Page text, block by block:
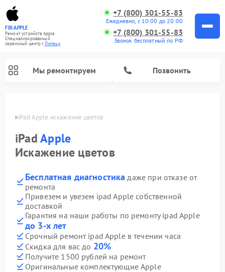
FIX-APPLE
Ремонт устройств Apple
Специализированный
cервисный центр г.Липецк
+7 (800) 301-55-83
Ежедневно, с 10:00 до 20:00
+7 (800) 301-55-83
Звонок бесплатный по РФ
Мы ремонтируем Позвонить
iPad Apple искажение цветов
iPadApple
Искажение цветов
Бесплатная диагностика даже при отказе от
ремонта
Привезем и увезем ipad Apple собственной
доставкой
Гарантия на наши работы по ремонту ipad Apple
до 3-х лет
Срочный ремонт ipad Apple в течении часа
Скидка для вас до 20%
Получите 1500 рублей на ремонт
Оригинальные комплектующие Apple